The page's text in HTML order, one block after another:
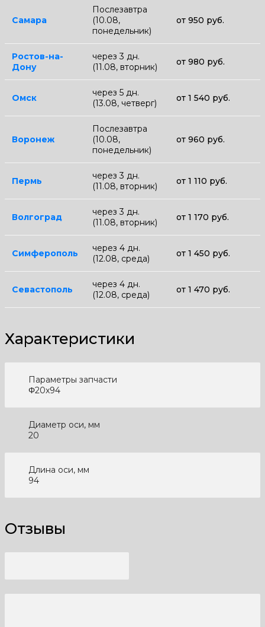
Самара
Послезавтра
(10.08,
понедельник)
от 950 руб.
Ростов-на-
Дону
через 3 дн.
(11.08, вторник)
от 980 руб.
Омск
через 5 дн.
(13.08, четверг)
от 1 540 руб.
Воронеж
Послезавтра
(10.08,
понедельник)
от 960 руб.
Пермь
через 3 дн.
(11.08, вторник)
от 1 110 руб.
Волгоград
через 3 дн.
(11.08, вторник)
от 1 170 руб.
Симферополь
через 4 дн.
(12.08, среда)
от 1 450 руб.
Севастополь
через 4 дн.
(12.08, среда)
от 1 470 руб.
Характеристики
Параметры запчасти
Φ20x94
Диаметр оси, мм
20
Длина оси, мм
94
Отзывы